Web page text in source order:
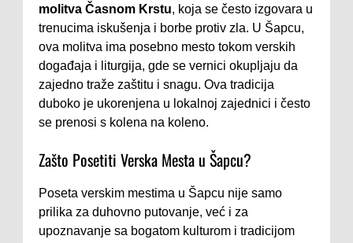
molitva Časnom Krstu, koja se često izgovara u
trenucima iskušenja i borbe protiv zla. U Šapcu,
ova molitva ima posebno mesto tokom verskih
događaja i liturgija, gde se vernici okupljaju da
zajedno traže zaštitu i snagu. Ova tradicija
duboko je ukorenjena u lokalnoj zajednici i često
se prenosi s kolena na koleno.
Zašto Posetiti Verska Mesta u Šapcu?
Poseta verskim mestima u Šapcu nije samo
prilika za duhovno putovanje, već i za
upoznavanje sa bogatom kulturom i tradicijom